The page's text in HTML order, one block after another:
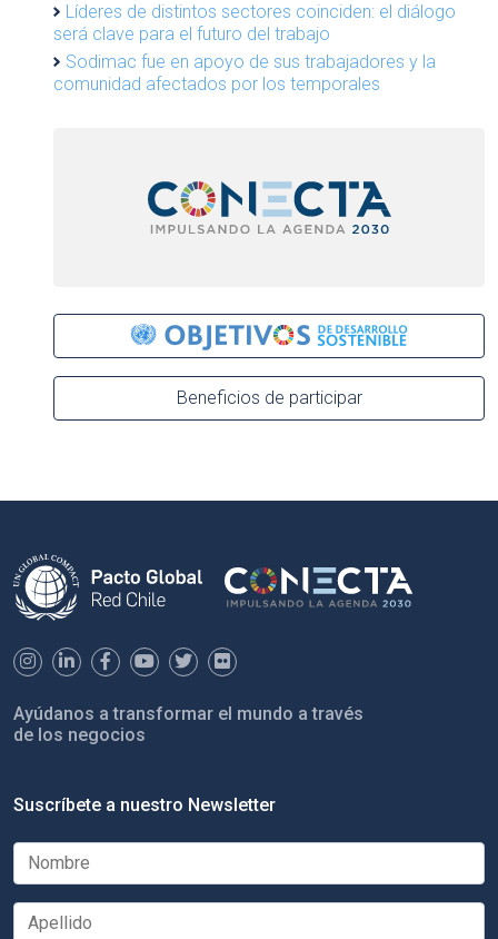
Líderes de distintos sectores coinciden: el diálogo
será clave para el futuro del trabajo
Sodimac fue en apoyo de sus trabajadores y la
comunidad afectados por los temporales
Beneficios de participar
Ayúdanos a transformar el mundo a través
de los negocios
Suscríbete a nuestro Newsletter